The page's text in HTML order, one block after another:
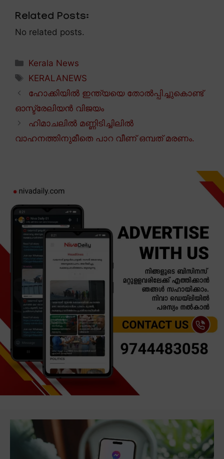
Related Posts:
No related posts.
Categories
Kerala News
Tags
KERALANEWS
ഹോക്കിയിൽ ഇന്ത്യയെ തോൽപ്പിച്ചുകൊണ്ട്
ഓസ്ട്രേലിയൻ വിജയം
ഹിമാചലിൽ മണ്ണിടിച്ചിലിൽ
വാഹനത്തിനുമീതെ പാറ വീണ് ഒമ്പത് മരണം.